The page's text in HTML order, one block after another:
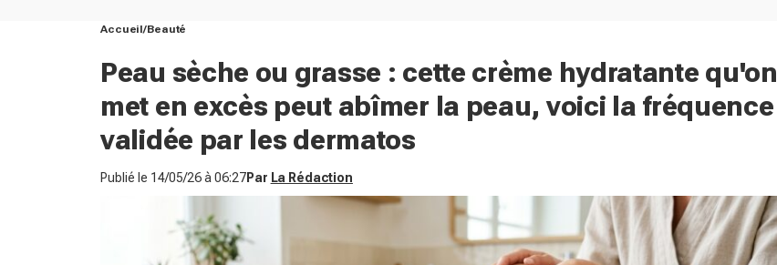
Accueil Beauté
Peau sèche ou grasse : cette crème hydratante qu'on
met en excès peut abîmer la peau, voici la fréquence
validée par les dermatos
Publié le 14/05/26 à 06:27Par La Rédaction